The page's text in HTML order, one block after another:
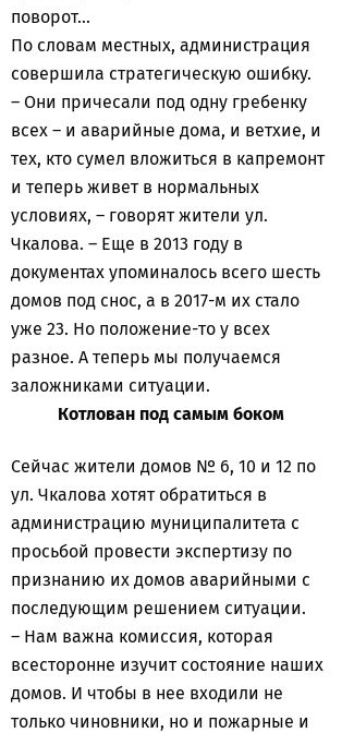
поворот...
По словам местных, администрация
совершила стратегическую ошибку.
– Они причесали под одну гребенку
всех – и аварийные дома, и ветхие, и
тех, кто сумел вложиться в капремонт
и теперь живет в нормальных
условиях, – говорят жители ул.
Чкалова. – Еще в 2013 году в
документах упоминалось всего шесть
домов под снос, а в 2017-м их стало
уже 23. Но положение-то у всех
разное. А теперь мы получаемся
заложниками ситуации.
Котлован под самым боком
Сейчас жители домов № 6, 10 и 12 по
ул. Чкалова хотят обратиться в
администрацию муниципалитета с
просьбой провести экспертизу по
признанию их домов аварийными с
последующим решением ситуации.
– Нам важна комиссия, которая
всесторонне изучит состояние наших
домов. И чтобы в нее входили не
только чиновники, но и пожарные и